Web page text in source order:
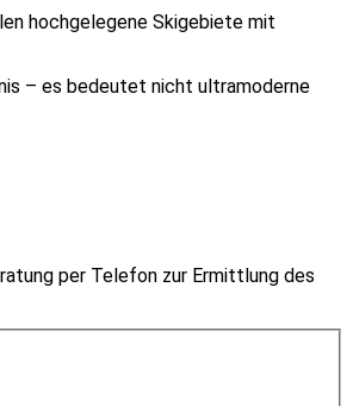
hochgelegene Skigebiete mit
– es bedeutet nicht ultramoderne
per Telefon zur Ermittlung des